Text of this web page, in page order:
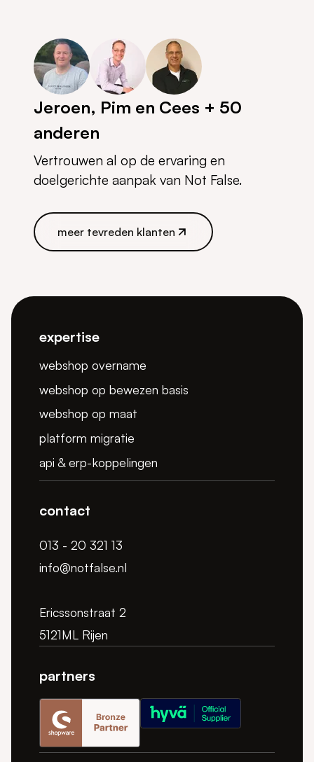
Jeroen, Pim en Cees + 50
anderen
Vertrouwen al op de ervaring en
doelgerichte aanpak van Not False.
meer tevreden klanten
expertise
webshop overname
webshop op bewezen basis
webshop op maat
platform migratie
api & erp-koppelingen
contact
013 - 20 321 13
info@notfalse.nl
Ericssonstraat 2
5121ML Rijen
partners